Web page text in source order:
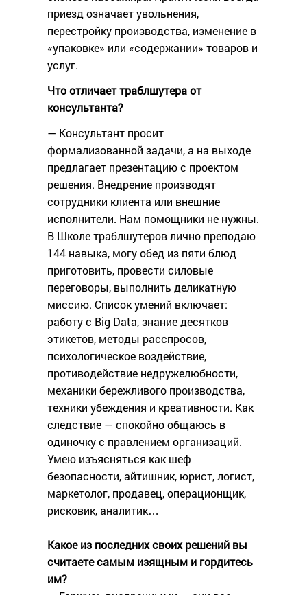
приезд означает увольнения,
перестройку производства, изменение в
«упаковке» или «содержании» товаров и
услуг.
Что отличает траблшутера от
консультанта?
— Консультант просит
формализованной задачи, а на выходе
предлагает презентацию с проектом
решения. Внедрение производят
сотрудники клиента или внешние
исполнители. Нам помощники не нужны.
В Школе траблшутеров лично преподаю
144 навыка, могу обед из пяти блюд
приготовить, провести силовые
переговоры, выполнить деликатную
миссию. Список умений включает:
работу с Big Data, знание десятков
этикетов, методы расспросов,
психологическое воздействие,
противодействие недружелюбности,
механики бережливого производства,
техники убеждения и креативности. Как
следствие — спокойно общаюсь в
одиночку с правлением организаций.
Умею изъясняться как шеф
безопасности, айтишник, юрист, логист,
маркетолог, продавец, операционщик,
рисковик, аналитик…
Какое из последних своих решений вы
считаете самым изящным и гордитесь
им?